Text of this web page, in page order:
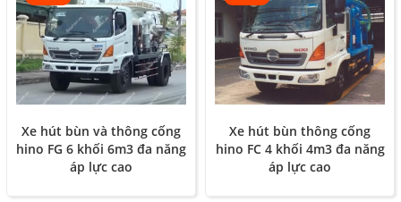
Xe hút bùn và thông cống
hino FG 6 khối 6m3 đa năng
áp lực cao
Xe hút bùn thông cống
hino FC 4 khối 4m3 đa năng
áp lực cao